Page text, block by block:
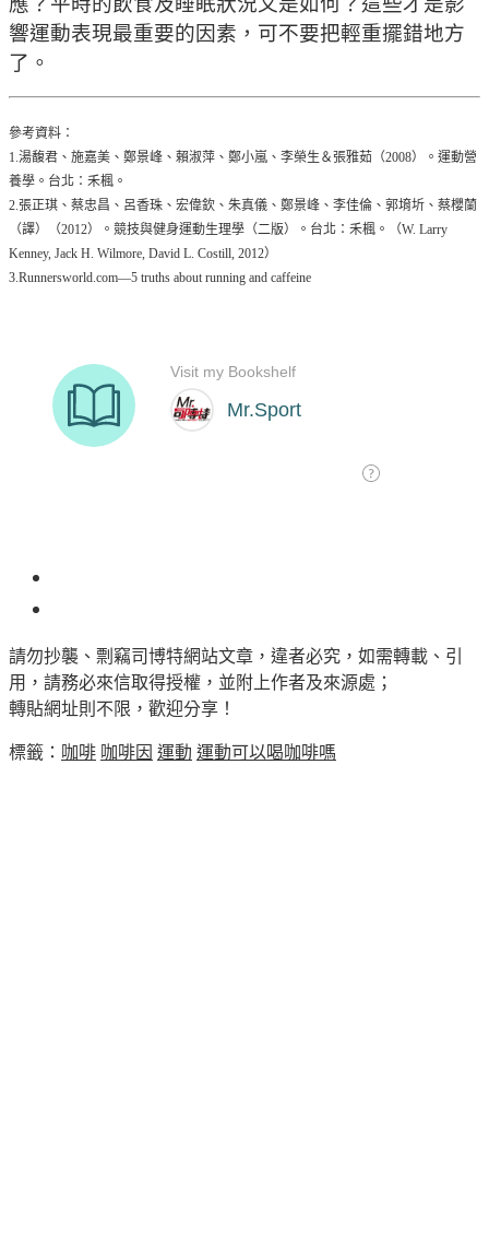
響運動表現最重要的因素，可不要把輕重擺錯地方
了。
參考資料：
1.湯馥君、施嘉美、鄭景峰、賴淑萍、鄭小嵐、李榮生＆張雅茹（2008）。運動營
養學。台北：禾楓。
2.張正琪、蔡忠昌、呂香珠、宏偉欽、朱真儀、鄭景峰、李佳倫、郭堉圻、蔡櫻蘭
（譯）（2012）。競技與健身運動生理學（二版）。台北：禾楓。（W. Larry
Kenney, Jack H. Wilmore, David L. Costill, 2012）
3.Runnersworld.com—5 truths about running and caffeine
請勿抄襲、剽竊司博特網站文章，違者必究，如需轉載、引
用，請務必來信取得授權，並附上作者及來源處；
轉貼網址則不限，歡迎分享！
標籤： 咖啡 咖啡因 運動 運動可以喝咖啡嗎